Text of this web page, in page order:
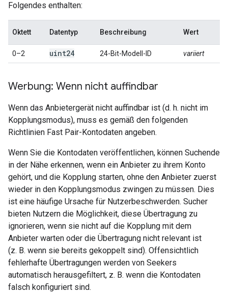
Folgendes enthalten:
Oktett Datentyp Beschreibung Wert
0–2 uint24 24-Bit-Modell-ID variiert
Werbung: Wenn nicht auffindbar
Wenn das Anbietergerät nicht auffindbar ist (d. h. nicht im
Kopplungsmodus), muss es gemäß den folgenden
Richtlinien Fast Pair-Kontodaten angeben.
Wenn Sie die Kontodaten veröffentlichen, können Suchende
in der Nähe erkennen, wenn ein Anbieter zu ihrem Konto
gehört, und die Kopplung starten, ohne den Anbieter zuerst
wieder in den Kopplungsmodus zwingen zu müssen. Dies
ist eine häufige Ursache für Nutzerbeschwerden. Sucher
bieten Nutzern die Möglichkeit, diese Übertragung zu
ignorieren, wenn sie nicht auf die Kopplung mit dem
Anbieter warten oder die Übertragung nicht relevant ist
(z. B. wenn sie bereits gekoppelt sind). Offensichtlich
fehlerhafte Übertragungen werden von Seekers
automatisch herausgefiltert, z. B. wenn die Kontodaten
falsch konfiguriert sind.